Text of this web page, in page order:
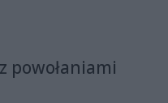
powołaniami